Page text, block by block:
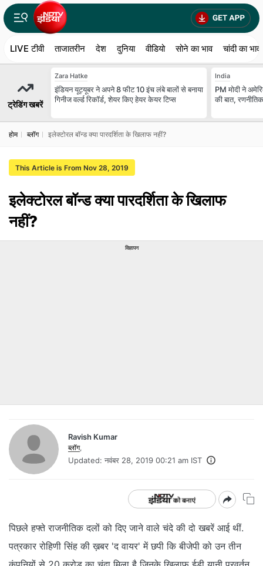
LIVE टीवी ताजातरीन देश दुनिया वीडियो सोने का भाव चांदी का भाव
ट्रेडिंग खबरें
Zara Hatke
इंडियन यूट्यूबर ने अपने 8 फीट 10 इंच लंबे बालों से बनाया
गिनीज वर्ल्ड रिकॉर्ड, शेयर किए हेयर केयर टिप्स
India
PM मोदी ने
की बात,
होम ब्लॉग इलेक्टोरल बॉन्ड क्या पारदर्शिता के खिलाफ नहीं?
This Article is From Nov 28, 2019
इलेक्टोरल बॉन्ड क्या पारदर्शिता के खिलाफ
नहीं?
विज्ञापन
Ravish Kumar
ब्लॉग,
Updated: नवंबर 28, 2019 00:21 am IST
पिछले हफ्ते राजनीतिक दलों को दिए जाने वाले चंदे की दो खबरें आई थीं.
पत्रकार रोहिणी सिंह की ख़बर 'द वायर' में छपी कि बीजेपी को उन तीन